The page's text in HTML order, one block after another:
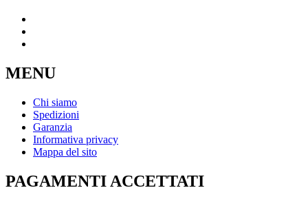
MENU
Chi siamo
Spedizioni
Garanzia
Informativa privacy
Mappa del sito
PAGAMENTI ACCETTATI